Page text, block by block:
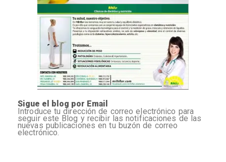
Sigue el blog por Email
Introduce tu dirección de correo electrónico para
seguir este Blog y recibir las notificaciones de las
nuevas publicaciones en tu buzón de correo
electrónico.